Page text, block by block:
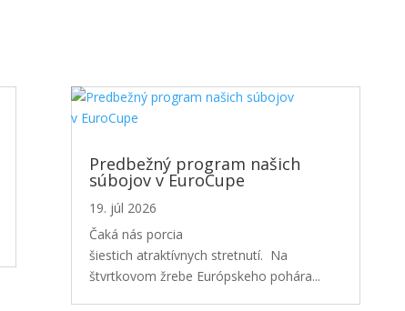
Predbežný program našich
súbojov v EuroCupe
19. júl 2026
Čaká nás porcia
šiestich atraktívnych stretnutí. Na
štvrtkovom žrebe Európskeho pohára...